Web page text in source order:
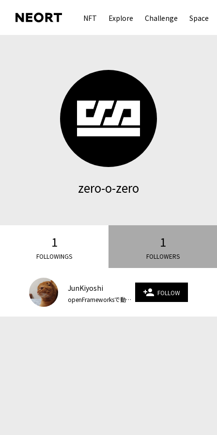
NFT Explore Challenge Space
zero-o-zero
1
FOLLOWINGS
1
FOLLOWERS
JunKiyoshi
openFrameworksで動くお絵描きをしています。Blogでソースコードを公開しています。 https://junkiyoshi.com/
person_add FOLLOW